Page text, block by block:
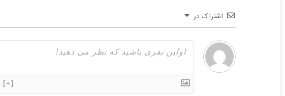
اشتراک در
[+]